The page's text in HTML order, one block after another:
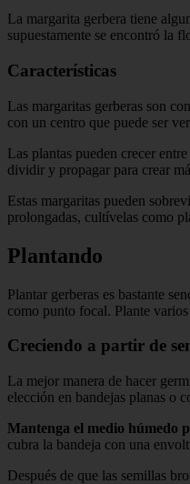
La margarita gerbera tiene
supuestamente se encontró la
Características
Las margaritas gerberas son
con un centro que puede ser
Las plantas pueden crecer entre
dividir y propagar para crear
Estas margaritas pueden
prolongadas, cultívelas como
Plantando
Plantar gerberas es bastante
como punto focal. Plante
Creciendo a partir de
La mejor manera de hacer
elección en bandejas planas o
Mantenga el medio húmedo
cubra la bandeja con una
Después de que las semillas